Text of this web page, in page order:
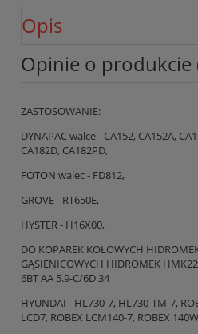
Opis
Opinie o produkcie
ZASTOSOWANIE:
DYNAPAC walce - CA152, CA152A,
CA182D, CA182PD,
FOTON walec - FD812,
GROVE - RT650E,
HYSTER - H16X00,
DO KOPAREK KOŁOWYCH
GĄSIENICOWYCH HIDROMEK
6BT AA 5.9-C/6D 34
HYUNDAI - HL730-7, HL730-TM-7,
LCD7, ROBEX LCM140-7, ROBEX